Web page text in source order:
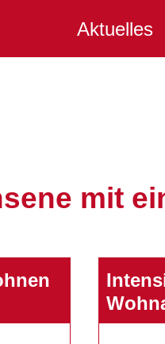
Aktuelles
mit